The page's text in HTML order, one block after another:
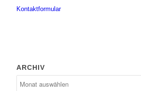
Kontaktformular
ARCHIV